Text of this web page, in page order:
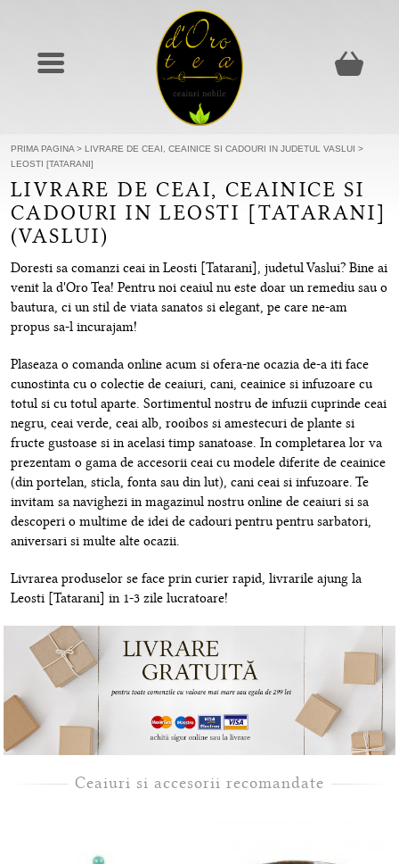
PRIMA PAGINA > LIVRARE DE CEAI, CEAINICE SI CADOURI IN JUDETUL VASLUI >
LEOSTI [TATARANI]
LIVRARE DE CEAI, CEAINICE SI
CADOURI IN LEOSTI [TATARANI]
(VASLUI)
Doresti sa comanzi ceai in Leosti [Tatarani], judetul Vaslui? Bine ai
venit la d'Oro Tea! Pentru noi ceaiul nu este doar un remediu sau o
bautura, ci un stil de viata sanatos si elegant, pe care ne-am
propus sa-l incurajam!
Plaseaza o comanda online acum si ofera-ne ocazia de-a iti face
cunostinta cu o colectie de ceaiuri, cani, ceainice si infuzoare cu
totul si cu totul aparte. Sortimentul nostru de infuzii cuprinde ceai
negru, ceai verde, ceai alb, rooibos si amestecuri de plante si
fructe gustoase si in acelasi timp sanatoase. In completarea lor va
prezentam o gama de accesorii ceai cu modele diferite de ceainice
(din portelan, sticla, fonta sau din lut), cani ceai si infuzoare. Te
invitam sa navighezi in magazinul nostru online de ceaiuri si sa
descoperi o multime de idei de cadouri pentru pentru sarbatori,
aniversari si multe alte ocazii.
Livrarea produselor se face prin curier rapid, livrarile ajung la
Leosti [Tatarani] in 1-3 zile lucratoare!
Ceaiuri si accesorii recomandate